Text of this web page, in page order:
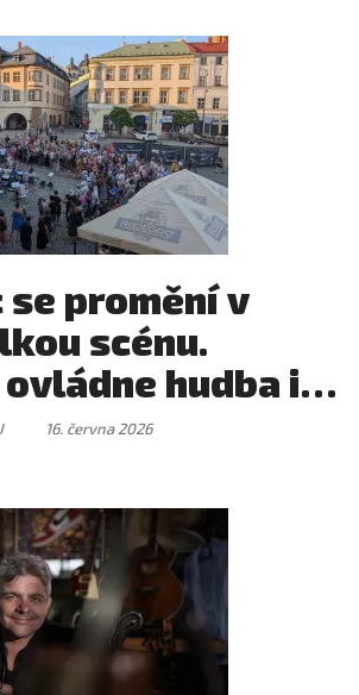
se promění v
scénu.
hudba i
16. června 2026